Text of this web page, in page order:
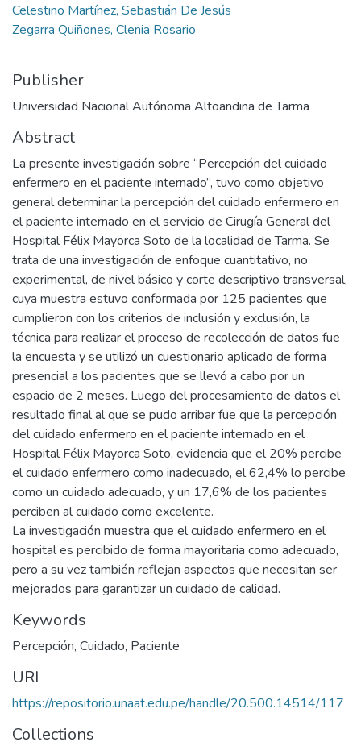
Celestino Martínez, Sebastián De Jesús
Zegarra Quiñones, Clenia Rosario
Publisher
Universidad Nacional Autónoma Altoandina de Tarma
Abstract
La presente investigación sobre “Percepción del cuidado
enfermero en el paciente internado”, tuvo como objetivo
general determinar la percepción del cuidado enfermero en
el paciente internado en el servicio de Cirugía General del
Hospital Félix Mayorca Soto de la localidad de Tarma. Se
trata de una investigación de enfoque cuantitativo, no
experimental, de nivel básico y corte descriptivo transversal,
cuya muestra estuvo conformada por 125 pacientes que
cumplieron con los criterios de inclusión y exclusión, la
técnica para realizar el proceso de recolección de datos fue
la encuesta y se utilizó un cuestionario aplicado de forma
presencial a los pacientes que se llevó a cabo por un
espacio de 2 meses. Luego del procesamiento de datos el
resultado final al que se pudo arribar fue que la percepción
del cuidado enfermero en el paciente internado en el
Hospital Félix Mayorca Soto, evidencia que el 20% percibe
el cuidado enfermero como inadecuado, el 62,4% lo percibe
como un cuidado adecuado, y un 17,6% de los pacientes
perciben al cuidado como excelente.
La investigación muestra que el cuidado enfermero en el
hospital es percibido de forma mayoritaria como adecuado,
pero a su vez también reflejan aspectos que necesitan ser
mejorados para garantizar un cuidado de calidad.
Keywords
Percepción, Cuidado, Paciente
URI
https://repositorio.unaat.edu.pe/handle/20.500.14514/117
Collections